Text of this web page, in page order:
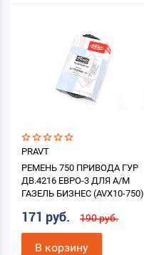
PRAVT
РЕМЕНЬ 750 ПРИВОДА ГУР
ДВ.4216 ЕВРО-3 ДЛЯ А/М
ГАЗЕЛЬ БИЗНЕС (AVX10-750)
171 руб. 190 руб.
В корзину